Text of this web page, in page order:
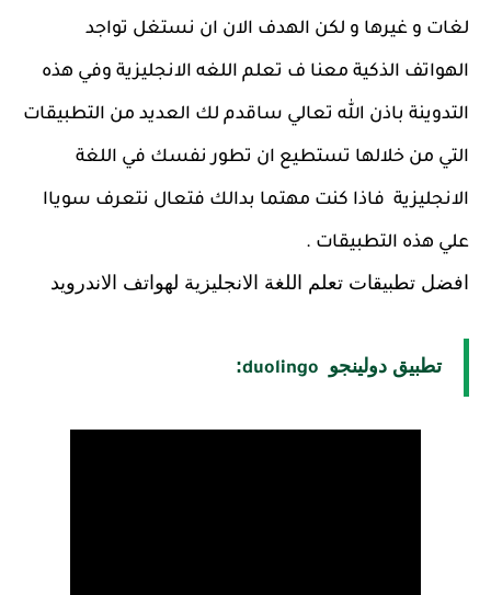
لغات و غيرها و لكن الهدف الان ان نستغل تواجد
الهواتف الذكية معنا ف تعلم اللغه الانجليزية وفي هذه
التدوينة باذن الله تعالي ساقدم لك العديد من التطبيقات
التي من خلالها تستطيع ان تطور نفسك في اللغة
الانجليزية فاذا كنت مهتما بدالك فتعال نتعرف سوياا
علي هذه التطبيقات .
افضل تطبيقات تعلم اللغة الانجليزية لهواتف الاندرويد
تطبيق دولينجو duolingo
: